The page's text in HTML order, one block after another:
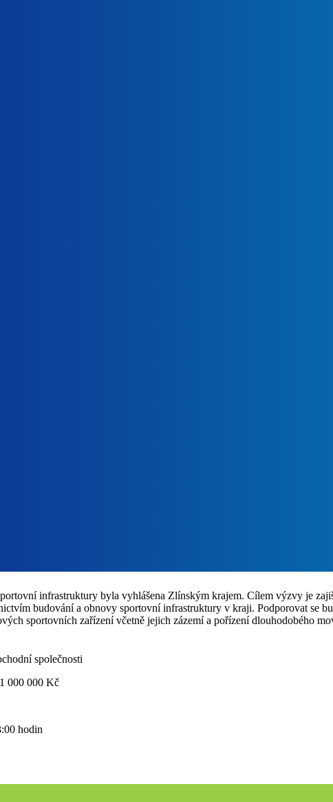
infrastruktury byla vyhlášena Zlínským krajem. Cílem výzvy je
budování a obnovy sportovní infrastruktury v kraji. Podporovat se
sportovních zařízení včetně jejich zázemí a pořízení dlouhodobého
společnosti
000 000 Kč
hodin